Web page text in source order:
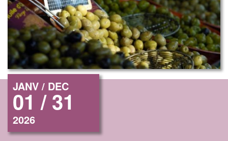
JANV / DEC
01 / 31
2026